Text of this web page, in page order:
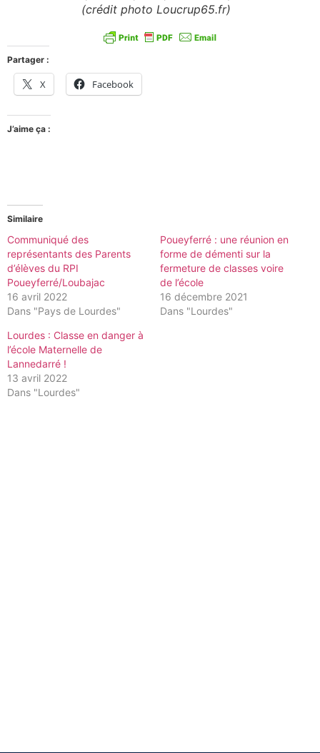
(crédit photo Loucrup65.fr)
Partager :
X Facebook
J’aime ça :
Similaire
Communiqué des
représentants des Parents
d’élèves du RPI
Poueyferré/Loubajac
16 avril 2022
Dans "Pays de Lourdes"
Poueyferré : une réunion en
forme de démenti sur la
fermeture de classes voire
de l’école
16 décembre 2021
Dans "Lourdes"
Lourdes : Classe en danger à
l’école Maternelle de
Lannedarré !
13 avril 2022
Dans "Lourdes"